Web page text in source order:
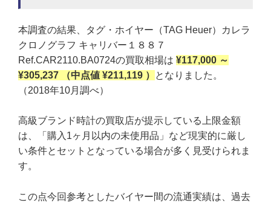
本調査の結果、タグ・ホイヤー（TAG Heuer）カレラ
クロノグラフ キャリバー１８８７
Ref.CAR2110.BA0724の買取相場は ¥117,000 ～
¥305,237 （中点値 ¥211,119 ）
となりました。
（2018年10月調べ）
高級ブランド時計の買取店が提示している上限金額
は、「購入1ヶ月以内の未使用品」など現実的に厳し
い条件とセットとなっている場合が多く見受けられま
す。
この点今回参考としたバイヤー間の流通実績は、過去